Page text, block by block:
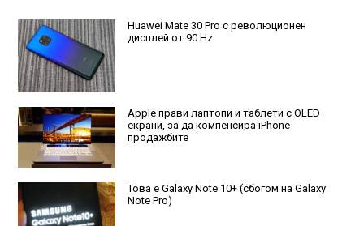
Huawei Mate 30 Pro с революционен
дисплей от 90 Hz
Apple прави лаптопи и таблети с OLED
екрани, за да компенсира iPhone
продажбите
Това е Galaxy Note 10+ (сбогом на Galaxy
Note Pro)